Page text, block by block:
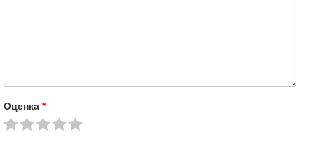
Оценка *